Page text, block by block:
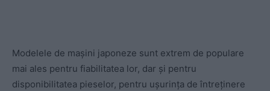
Modelele de mașini japoneze sunt extrem de populare
mai ales pentru fiabilitatea lor, dar și pentru
disponibilitatea pieselor, pentru ușurința de întreținere